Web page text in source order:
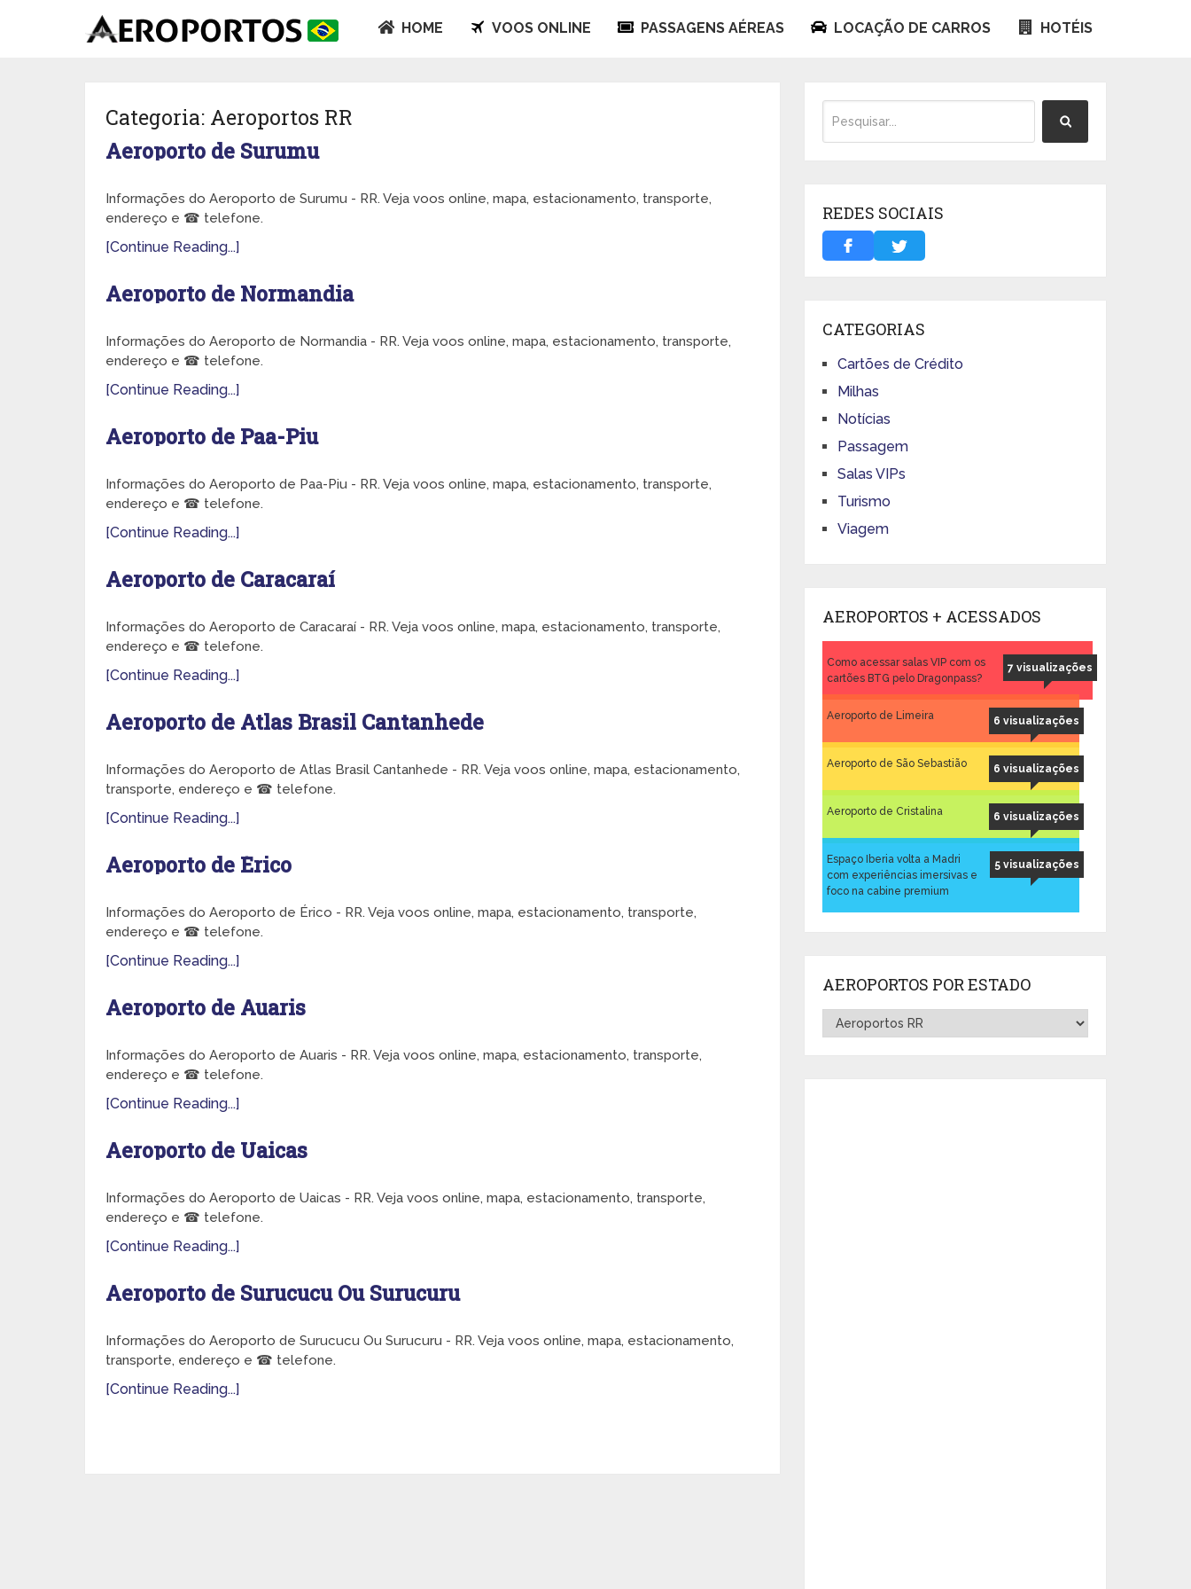
HOME VOOS ONLINE PASSAGENS AÉREAS LOCAÇÃO DE CARROS HOTÉIS
Categoria: Aeroportos RR
Aeroporto de Surumu
Informações do Aeroporto de Surumu - RR. Veja voos online, mapa, estacionamento, transporte,
endereço e ☎ telefone.
[Continue Reading...]
Aeroporto de Normandia
Informações do Aeroporto de Normandia - RR. Veja voos online, mapa, estacionamento, transporte,
endereço e ☎ telefone.
[Continue Reading...]
Aeroporto de Paa-Piu
Informações do Aeroporto de Paa-Piu - RR. Veja voos online, mapa, estacionamento, transporte,
endereço e ☎ telefone.
[Continue Reading...]
Aeroporto de Caracaraí
Informações do Aeroporto de Caracaraí - RR. Veja voos online, mapa, estacionamento, transporte,
endereço e ☎ telefone.
[Continue Reading...]
Aeroporto de Atlas Brasil Cantanhede
Informações do Aeroporto de Atlas Brasil Cantanhede - RR. Veja voos online, mapa, estacionamento,
transporte, endereço e ☎ telefone.
[Continue Reading...]
Aeroporto de Érico
Informações do Aeroporto de Érico - RR. Veja voos online, mapa, estacionamento, transporte,
endereço e ☎ telefone.
[Continue Reading...]
Aeroporto de Auaris
Informações do Aeroporto de Auaris - RR. Veja voos online, mapa, estacionamento, transporte,
endereço e ☎ telefone.
[Continue Reading...]
Aeroporto de Uaicas
Informações do Aeroporto de Uaicas - RR. Veja voos online, mapa, estacionamento, transporte,
endereço e ☎ telefone.
[Continue Reading...]
Aeroporto de Surucucu Ou Surucuru
Informações do Aeroporto de Surucucu Ou Surucuru - RR. Veja voos online, mapa, estacionamento,
transporte, endereço e ☎ telefone.
[Continue Reading...]
REDES SOCIAIS
CATEGORIAS
Cartões de Crédito
Milhas
Notícias
Passagem
Salas VIPs
Turismo
Viagem
AEROPORTOS + ACESSADOS
7 visualizações
Como acessar salas VIP com os
cartões BTG pelo Dragonpass?
6 visualizações
Aeroporto de Limeira
6 visualizações
Aeroporto de São Sebastião
6 visualizações
Aeroporto de Cristalina
5 visualizações
Espaço Iberia volta a Madri
com experiências imersivas e
foco na cabine premium
AEROPORTOS POR ESTADO
Aeroportos
por